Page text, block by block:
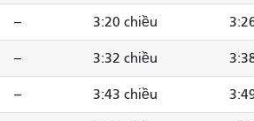
-- 3:20 chiều
-- 3:32 chiều
-- 3:43 chiều